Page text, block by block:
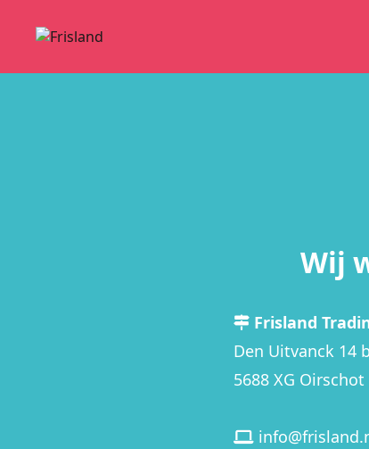
Wij
Frisland
Den Uitvanck 14 b
5688 XG Oirschot